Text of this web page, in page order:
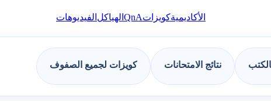
الأكاديميةكويزاتQnA الهياكل الفيديوهات
نتائج الامتحانات كويزات لجميع الصفوف